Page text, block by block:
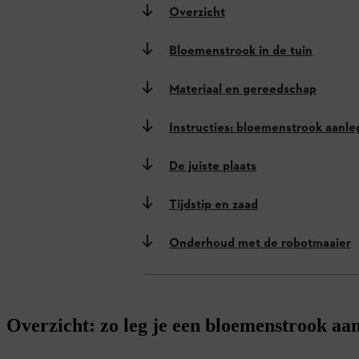
Overzicht
Bloemenstrook in de tuin
Materiaal en gereedschap
Instructies: bloemenstrook
De juiste plaats
Tijdstip en zaad
Onderhoud met de robotmaaier
Overzicht: zo leg je een bloemenstrook